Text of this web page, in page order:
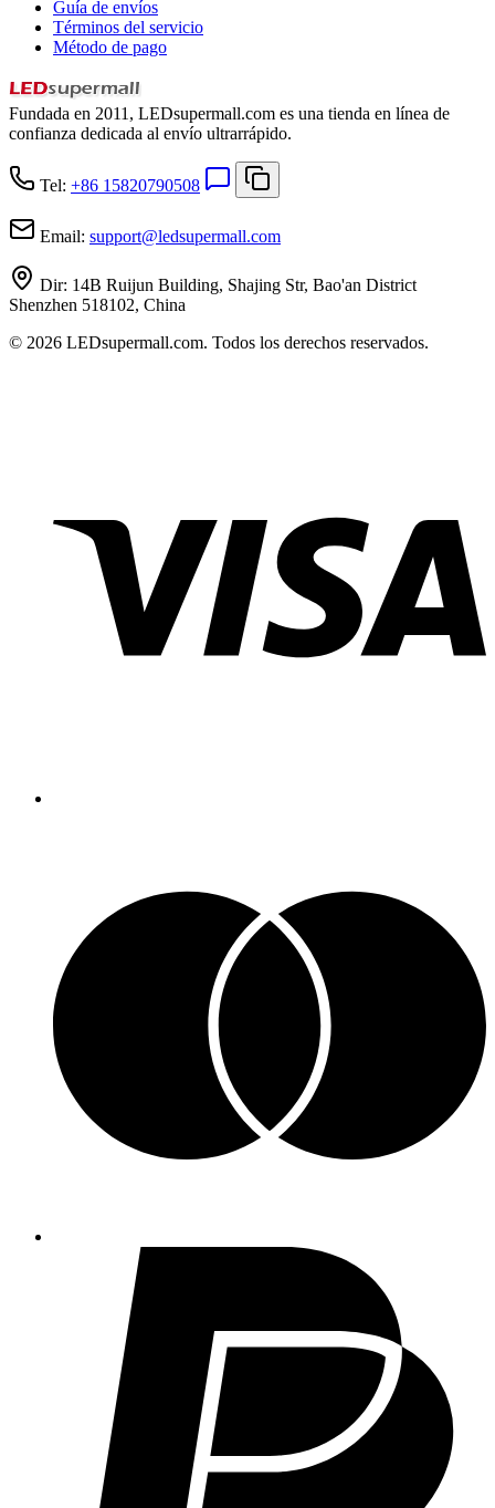
Guía de envíos
Términos del servicio
Método de pago
Fundada en 2011, LEDsupermall.com es una tienda en línea de
confianza dedicada al envío ultrarrápido.
Tel: +86 15820790508
Email: support@ledsupermall.com
Dir: 14B Ruijun Building, Shajing Str, Bao'an District
Shenzhen 518102, China
© 2026 LEDsupermall.com. Todos los derechos reservados.